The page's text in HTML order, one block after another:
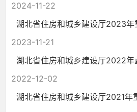
2024-11-22
湖北省住房和城乡建设厅2023年
2023-11-21
湖北省住房和城乡建设厅2022年
2022-12-02
湖北省住房和城乡建设厅2021年